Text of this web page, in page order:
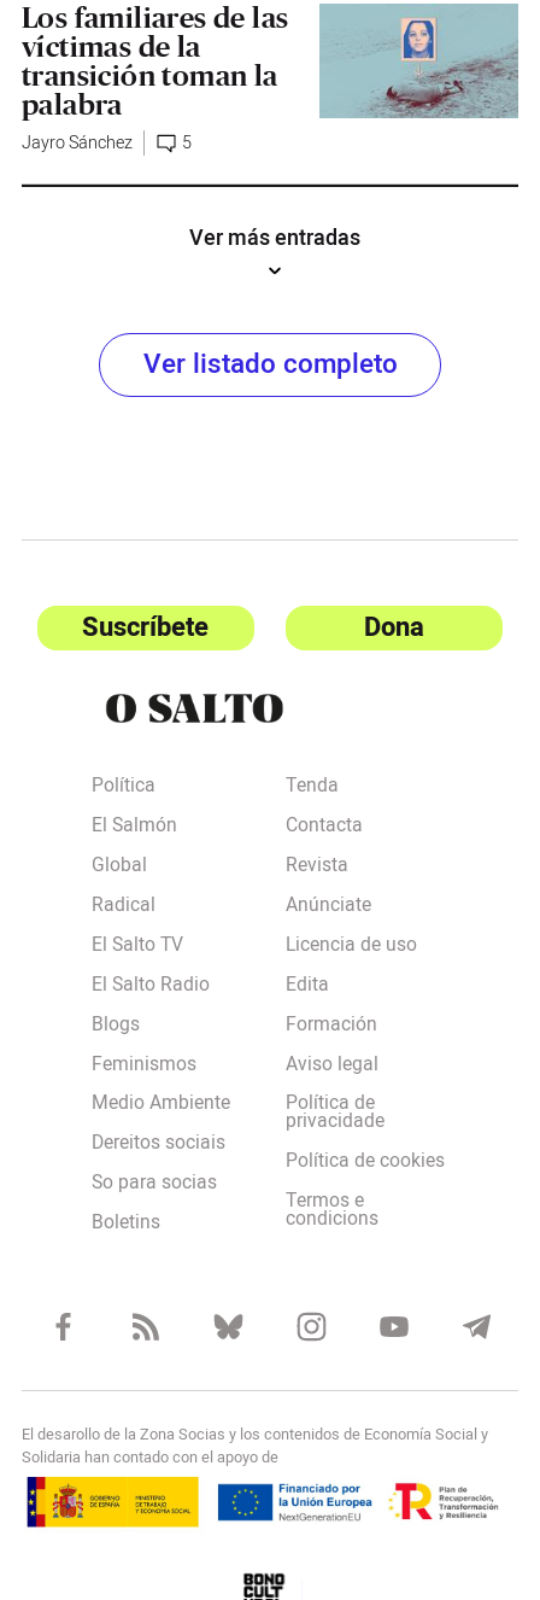
Los familiares de las
víctimas de la
transición toman la
palabra
Jayro Sánchez 5
Ver más entradas
Ver listado completo
Suscríbete Dona
Política
El Salmón
Global
Radical
El Salto TV
El Salto Radio
Blogs
Feminismos
Medio Ambiente
Dereitos sociais
So para socias
Boletins
Tenda
Contacta
Revista
Anúnciate
Licencia de uso
Edita
Formación
Aviso legal
Política de
privacidade
Política de cookies
Termos e
condicions
El desarollo de la Zona Socias y los contenidos de Economía Social y
Solidaria han contado con el apoyo de